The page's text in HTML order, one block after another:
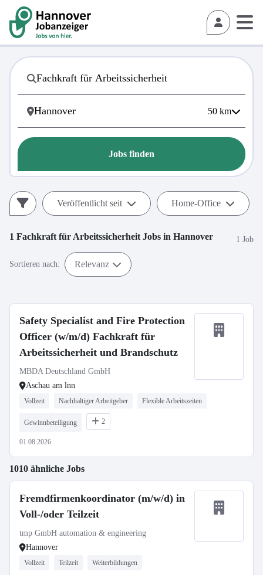
50 km
Jobs finden
Veröffentlicht seit Home-Office
1 Fachkraft für Arbeitssicherheit Jobs in Hannover 1 Job
Sortieren nach: Relevanz
Safety Specialist and Fire Protection
Officer (w/m/d) Fachkraft für
Arbeitssicherheit und Brandschutz
MBDA Deutschland GmbH
Aschau am lnn
Vollzeit Nachhaltiger Arbeitgeber Flexible Arbeitszeiten
Gewinnbeteiligung 2
01.08.2026
1010 ähnliche Jobs
Fremdfirmenkoordinator (m/w/d) in
Voll-/oder Teilzeit
tmp GmbH automation & engineering
Hannover
Vollzeit Teilzeit Weiterbildungen